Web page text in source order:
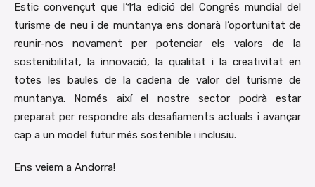
Estic convençut que l’11a edició del Congrés mundial del
turisme de neu i de muntanya ens donarà l’oportunitat de
reunir-nos novament per potenciar els valors de la
sostenibilitat, la innovació, la qualitat i la creativitat en
totes les baules de la cadena de valor del turisme de
muntanya. Només així el nostre sector podrà estar
preparat per respondre als desafiaments actuals i avançar
cap a un model futur més sostenible i inclusiu.
Ens veiem a Andorra!